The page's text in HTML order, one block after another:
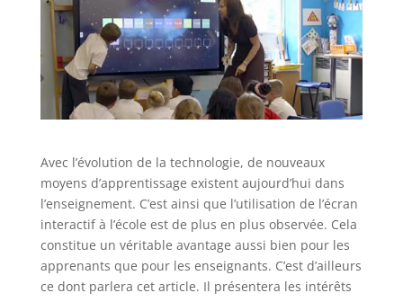
Avec l’évolution de la technologie, de nouveaux
moyens d’apprentissage existent aujourd’hui dans
l’enseignement. C’est ainsi que l’utilisation de l’écran
interactif à l’école est de plus en plus observée. Cela
constitue un véritable avantage aussi bien pour les
apprenants que pour les enseignants. C’est d’ailleurs
ce dont parlera cet article. Il présentera les intérêts